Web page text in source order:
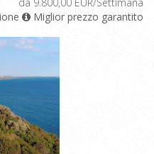
Miglior prezzo garantito